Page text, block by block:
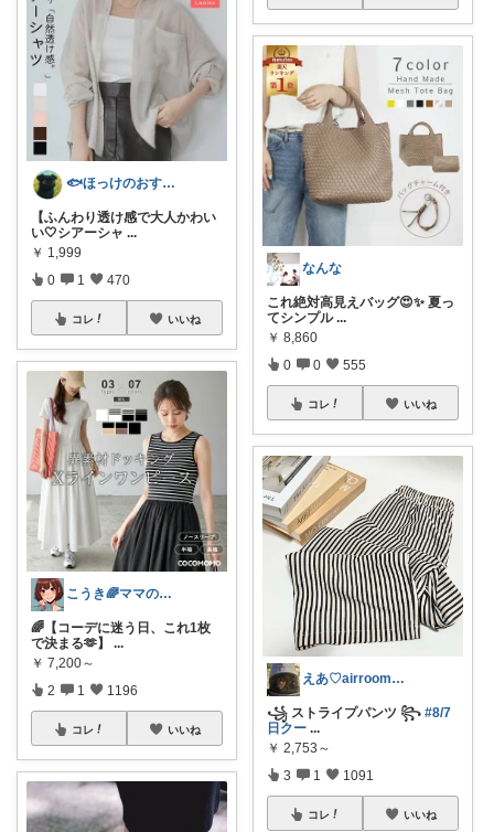
🐟ほっけのおすすめ＠朝コレ派🐾
【ふんわり透け感で大人かわい
い🤍シアーシャ ...
￥ 1,999
0 1 470
コレ いいね
こうき🌈ママの着痩せ服&快適な暮らし
🌈【コーデに迷う日、これ1枚
で決まる🫶】 ...
￥ 7,200～
2 1 1196
コレ いいね
なんな
これ絶対高見えバッグ😍✨ 夏っ
てシンプル ...
￥ 8,860
0 0 555
コレ いいね
えあ♡airroom❀ラクして整う暮らし
꧁ ストライプパンツ ꧂ #8/7
日クー ...
￥ 2,753～
3 1 1091
コレ いいね